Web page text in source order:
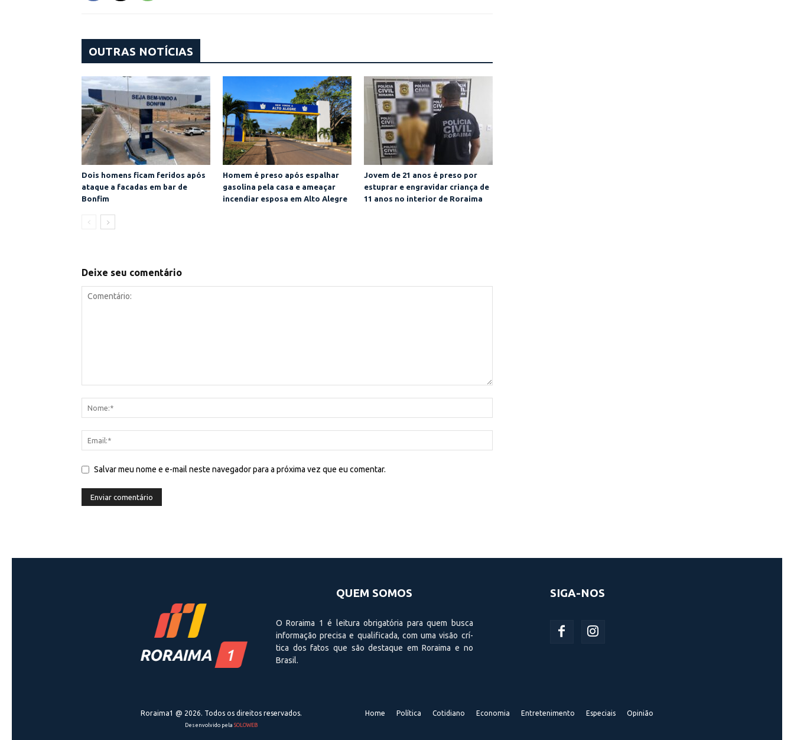
OUTRAS NOTÍCIAS
Dois homens ficam feridos após
ataque a facadas em bar de
Bonfim
Homem é preso após espalhar
gasolina pela casa e ameaçar
incendiar esposa em Alto Alegre
Jovem de 21 anos é preso por
estuprar e engravidar criança de
11 anos no interior de Roraima
Deixe seu comentário
Salvar meu nome e e-mail neste navegador para a próxima vez que eu comentar.
QUEM SOMOS
O Roraima 1 é leitura obrigatória para quem busca
informação precisa e qualificada, com uma visão crí­
tica dos fatos que são destaque em Roraima e no
Brasil.
SIGA-NOS
Home Política Cotidiano Economia Entretenimento Especiais Opinião
Roraima1 @ 2026. Todos os direitos reservados.
Desenvolvido pela SOLOWEB